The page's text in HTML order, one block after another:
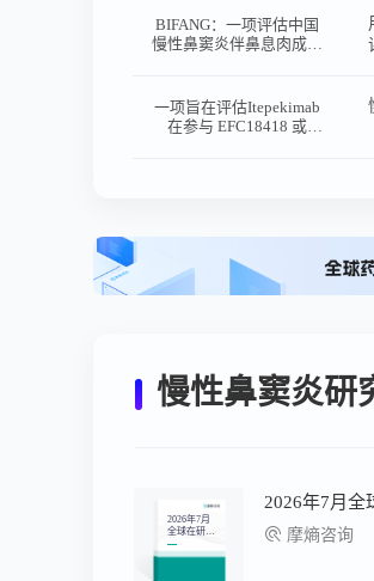
BIFANG：一项评估中国
慢性鼻窦炎伴鼻息肉成人
改善情况的多中心、单
臂、IIIb期研究
一项旨在评估Itepekimab
在参与 EFC18418 或
慢性鼻窦炎研
2026年7月
全球在研新
药月报
2026年7月全
摩熵咨询